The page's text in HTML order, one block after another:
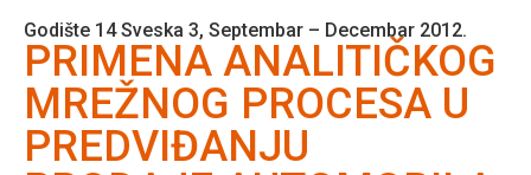
Godište 14 Sveska 3, Septembar – Decembar 2012.
PRIMENA ANALITIČKOG
MREŽNOG PROCESA U
PREDVIĐANJU